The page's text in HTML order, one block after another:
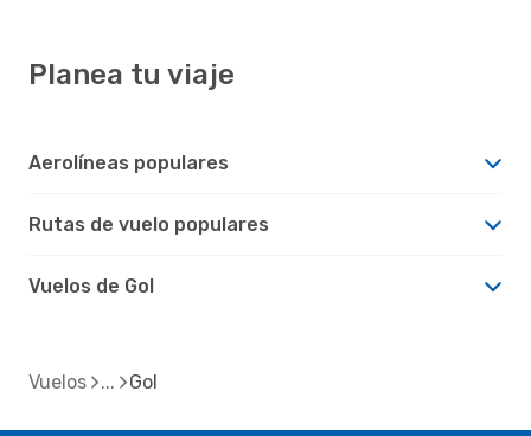
Planea tu viaje
Aerolíneas populares
Rutas de vuelo populares
Vuelos de Gol
Vuelos Gol